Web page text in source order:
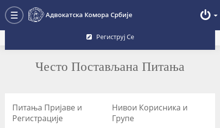
Toggle
Адвокатска Комора Србије
Преглед форума
Региструј Се
Често Постављана Питања
Питања Пријаве и
Регистрације
Нивои Корисника и
Групе